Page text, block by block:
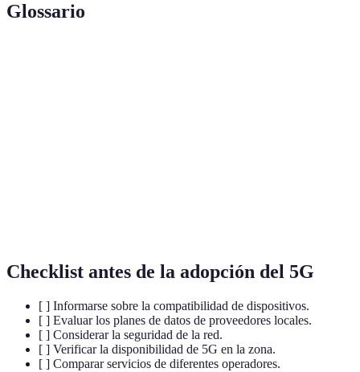
Glossario
Checklist antes de la adopción del 5G
[ ] Informarse sobre la compatibilidad de dispositivos.
[ ] Evaluar los planes de datos de proveedores locales.
[ ] Considerar la seguridad de la red.
[ ] Verificar la disponibilidad de 5G en la zona.
[ ] Comparar servicios de diferentes operadores.